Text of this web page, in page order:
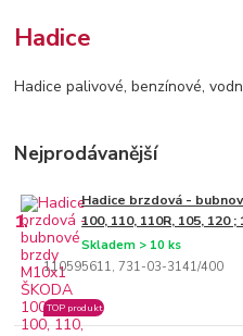
Hadice
Hadice palivové, benzínové,
Nejprodávanější
1.
Hadice brzdová -
100, 110, 110R, 105, 120 ;
110595611, 731-03-3141/400
Skladem > 10 ks
TOP produkt